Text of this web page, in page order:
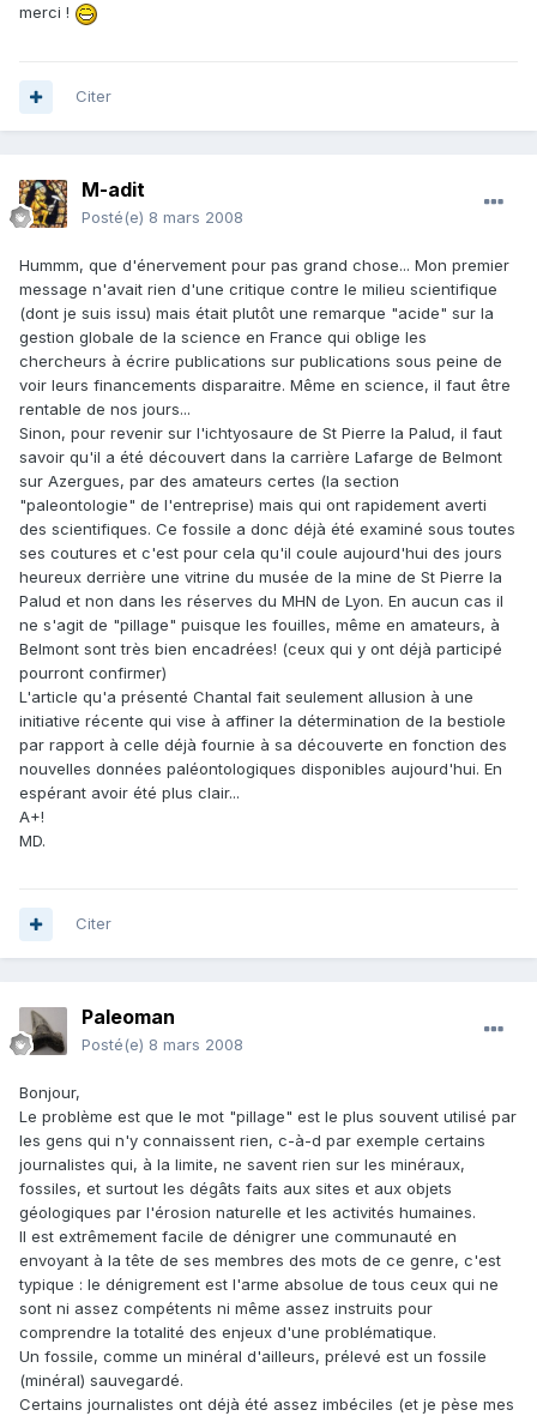
merci !
Citer
M-adit
Posté(e) 8 mars 2008
Hummm, que d'énervement pour pas grand chose... Mon premier
message n'avait rien d'une critique contre le milieu scientifique
(dont je suis issu) mais était plutôt une remarque "acide" sur la
gestion globale de la science en France qui oblige les
chercheurs à écrire publications sur publications sous peine de
voir leurs financements disparaitre. Même en science, il faut être
rentable de nos jours...
Sinon, pour revenir sur l'ichtyosaure de St Pierre la Palud, il faut
savoir qu'il a été découvert dans la carrière Lafarge de Belmont
sur Azergues, par des amateurs certes (la section
"paleontologie" de l'entreprise) mais qui ont rapidement averti
des scientifiques. Ce fossile a donc déjà été examiné sous toutes
ses coutures et c'est pour cela qu'il coule aujourd'hui des jours
heureux derrière une vitrine du musée de la mine de St Pierre la
Palud et non dans les réserves du MHN de Lyon. En aucun cas il
ne s'agit de "pillage" puisque les fouilles, même en amateurs, à
Belmont sont très bien encadrées! (ceux qui y ont déjà participé
pourront confirmer)
L'article qu'a présenté Chantal fait seulement allusion à une
initiative récente qui vise à affiner la détermination de la bestiole
par rapport à celle déjà fournie à sa découverte en fonction des
nouvelles données paléontologiques disponibles aujourd'hui. En
espérant avoir été plus clair...
A+!
MD.
Citer
Paleoman
Posté(e) 8 mars 2008
Bonjour,
Le problème est que le mot "pillage" est le plus souvent utilisé par
les gens qui n'y connaissent rien, c-à-d par exemple certains
journalistes qui, à la limite, ne savent rien sur les minéraux,
fossiles, et surtout les dégâts faits aux sites et aux objets
géologiques par l'érosion naturelle et les activités humaines.
Il est extrêmement facile de dénigrer une communauté en
envoyant à la tête de ses membres des mots de ce genre, c'est
typique : le dénigrement est l'arme absolue de tous ceux qui ne
sont ni assez compétents ni même assez instruits pour
comprendre la totalité des enjeux d'une problématique.
Un fossile, comme un minéral d'ailleurs, prélevé est un fossile
(minéral) sauvegardé.
Certains journalistes ont déjà été assez imbéciles (et je pèse mes